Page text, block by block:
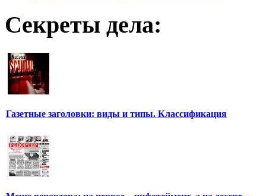
Секреты дела:
Газетные заголовки: виды и типы. Классификация